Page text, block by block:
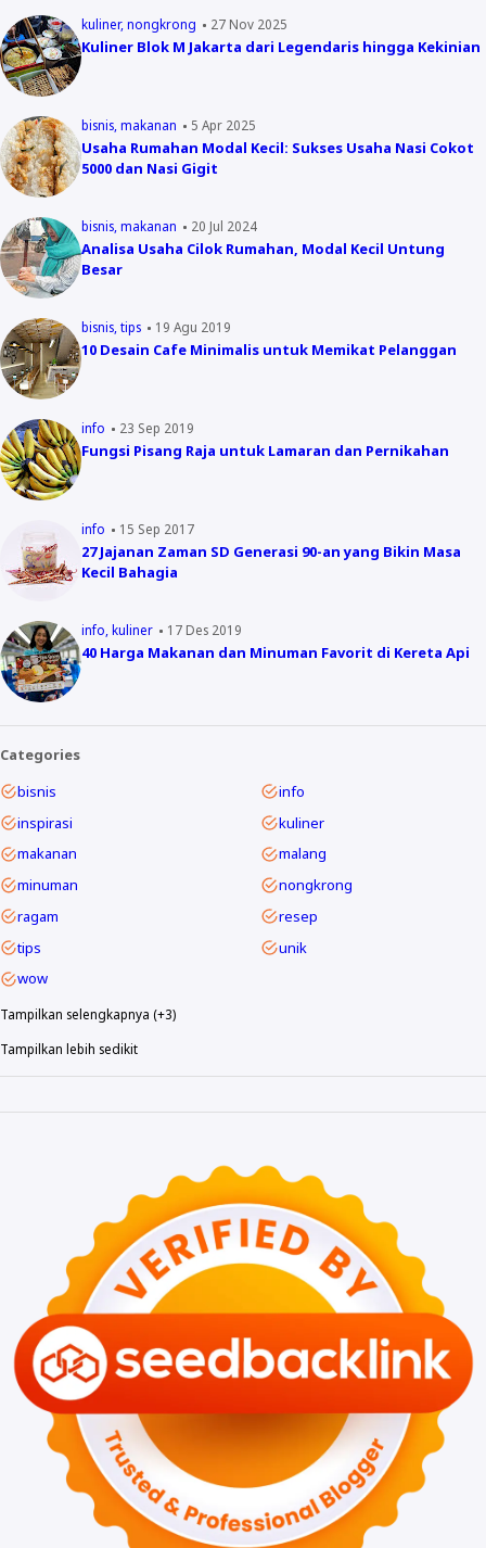
kuliner nongkrong 27 Nov 2025
Kuliner Blok M Jakarta dari Legendaris hingga Kekinian
bisnis makanan 5 Apr 2025
Usaha Rumahan Modal Kecil: Sukses Usaha Nasi Cokot
5000 dan Nasi Gigit
bisnis makanan 20 Jul 2024
Analisa Usaha Cilok Rumahan, Modal Kecil Untung
Besar
bisnis tips 19 Agu 2019
10 Desain Cafe Minimalis untuk Memikat Pelanggan
info 23 Sep 2019
Fungsi Pisang Raja untuk Lamaran dan Pernikahan
info 15 Sep 2017
27 Jajanan Zaman SD Generasi 90-an yang Bikin Masa
Kecil Bahagia
info kuliner 17 Des 2019
40 Harga Makanan dan Minuman Favorit di Kereta Api
Categories
bisnis
info
inspirasi
kuliner
makanan
malang
minuman
nongkrong
ragam
resep
tips
unik
wow
Tampilkan selengkapnya (+3)
Tampilkan lebih sedikit